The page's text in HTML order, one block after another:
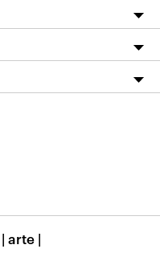
| arte |